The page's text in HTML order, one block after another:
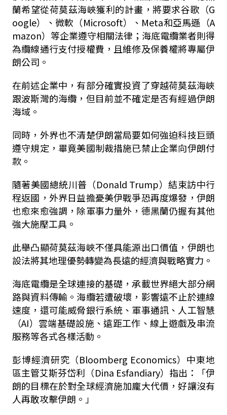
蘭希望從荷莫茲海峽獲利的計畫，將要求谷歌（G
oogle）、微軟（Microsoft）、Meta和亞馬遜（A
mazon）等企業遵守相關法律；海底電纜業者則得
為纜線通行支付授權費，且維修及保養權將專屬伊
朗公司。
在前述企業中，有部分確實投資了穿越荷莫茲海峽
跟波斯灣的海纜，但目前並不確定是否有經過伊朗
海域。
同時，外界也不清楚伊朗當局要如何強迫科技巨頭
遵守規定，畢竟美國制裁措施已禁止企業向伊朗付
款。
隨著美國總統川普（Donald Trump）結束訪中行
程返國，外界日益擔憂美伊戰爭恐再度爆發，伊朗
也愈來愈強調，除軍事力量外，德黑蘭仍握有其他
強大施壓工具。
此舉凸顯荷莫茲海峽不僅具能源出口價值，伊朗也
設法將其地理優勢轉變為長遠的經濟與戰略實力。
海底電纜是全球連接的基礎，承載世界絕大部分網
路與資料傳輸。海纜若遭破壞，影響遠不止於連線
速度，還可能威脅銀行系統、軍事通訊、人工智慧
（AI）雲端基礎設施、遠距工作、線上遊戲及串流
服務等各式各樣活動。
彭博經濟研究（Bloomberg Economics）中東地
區主管艾斯芬岱利（Dina Esfandiary）指出：「伊
朗的目標在於對全球經濟施加龐大代價，好讓沒有
人再敢攻擊伊朗。」